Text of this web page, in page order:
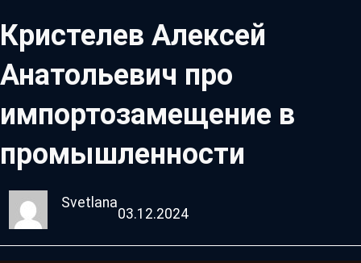
Кристелев Алексей
Анатольевич про
импортозамещение в
промышленности
Svetlana
03.12.2024